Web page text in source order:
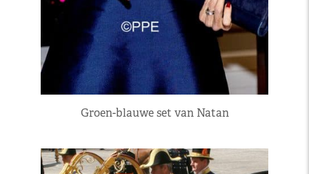
Groen-blauwe set van Natan